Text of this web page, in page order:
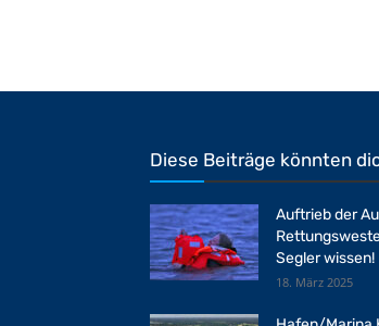
Diese Beiträge könnten
Auftrieb der
Segler wissen!
18. März 2025